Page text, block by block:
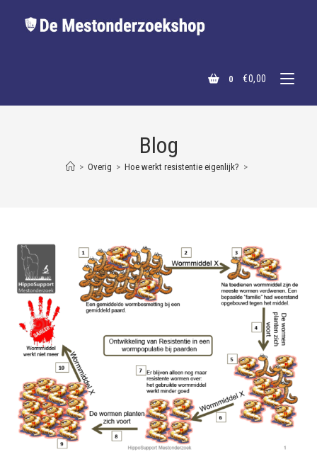
0 €0,00
Blog
> Overig > Hoe werkt resistentie eigenlijk? >